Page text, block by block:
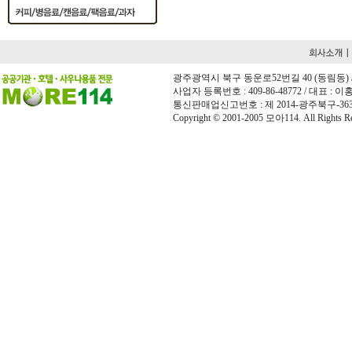
광주광역시 북구 동운로52번길 40 (동림동)
사업자 등록번호 : 409-86-48772 / 대표 : 이
통신판매업신고번호 : 제 2014-광주북구-
Copyright © 2001-2005 모아114. All Rights